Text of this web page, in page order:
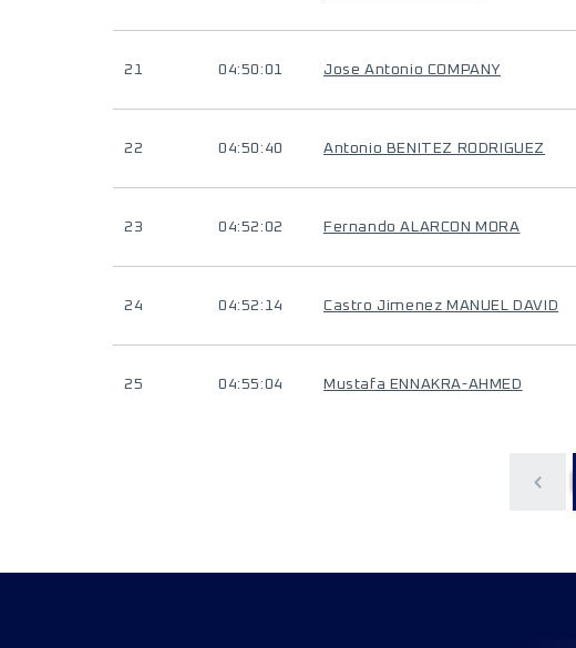
21 04:50:01 Jose Antonio COMPANY
22 04:50:40 Antonio BENITEZ RODRIGUEZ
23 04:52:02 Fernando ALARCON MORA
24 04:52:14 Castro Jimenez MANUEL DAVID
25 04:55:04 Mustafa ENNAKRA-AHMED